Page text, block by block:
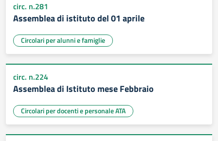
circ. n.281
Assemblea di istituto del 01 aprile
Circolari per alunni e famiglie
circ. n.224
Assemblea di Istituto mese Febbraio
Circolari per docenti e personale ATA